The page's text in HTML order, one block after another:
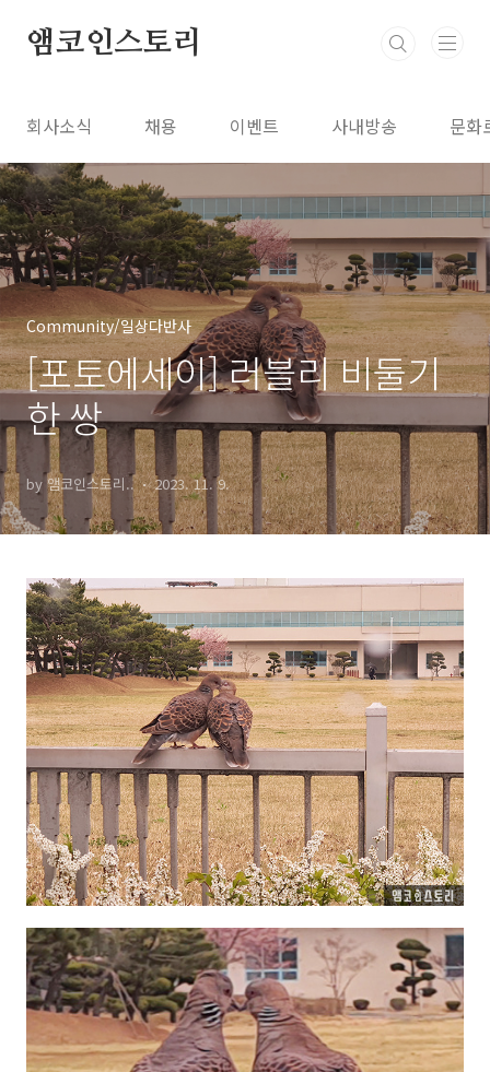
앰코인스토리
회사소식 채용 이벤트 사내방송 문화
Community/일상다반사
[포토에세이] 러블리 비둘기
한 쌍
by 앰코인스토리.. 2023. 11. 9.